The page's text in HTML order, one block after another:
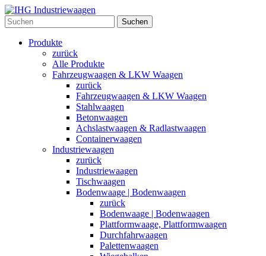
Suchen
Produkte
zurück
Alle Produkte
Fahrzeugwaagen & LKW Waagen
zurück
Fahrzeugwaagen & LKW Waagen
Stahlwaagen
Betonwaagen
Achslastwaagen & Radlastwaagen
Containerwaagen
Industriewaagen
zurück
Industriewaagen
Tischwaagen
Bodenwaage | Bodenwaagen
zurück
Bodenwaage | Bodenwaagen
Plattformwaage, Plattformwaagen
Durchfahrwaagen
Palettenwaagen